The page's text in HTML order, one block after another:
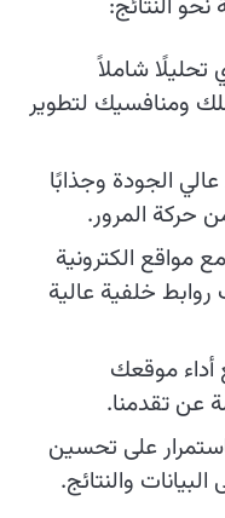
نحو النتائج:
تحليلًا شاملاً
ومنافسيك لتطوير
الجودة وجذابًا
حركة المرور.
مواقع الكترونية
خلفية عالية
أداء موقعك
عن تقدمنا.
على تحسين
والنتائج.